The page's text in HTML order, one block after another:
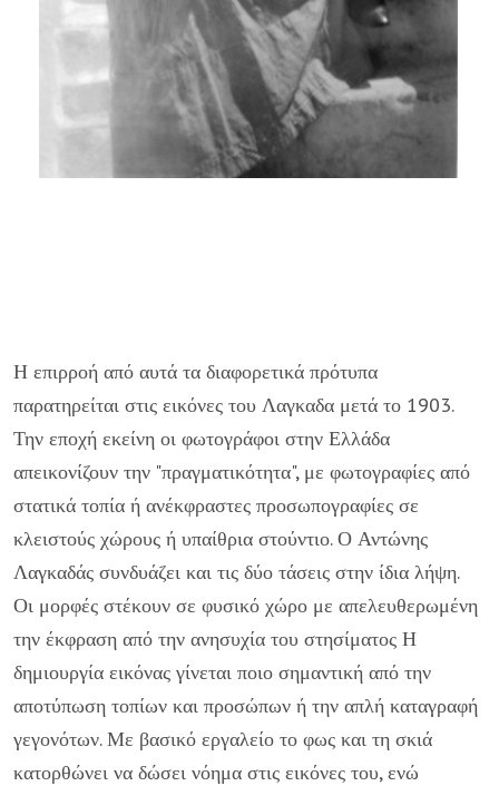
Η επιρροή από αυτά τα διαφορετικά πρότυπα
παρατηρείται στις εικόνες του Λαγκαδα μετά το 1903.
Την εποχή εκείνη οι φωτογράφοι στην Ελλάδα
απεικονίζουν την "πραγματικότητα", με φωτογραφίες από
στατικά τοπία ή ανέκφραστες προσωπογραφίες σε
κλειστούς χώρους ή υπαίθρια στούντιο. Ο Αντώνης
Λαγκαδάς συνδυάζει και τις δύο τάσεις στην ίδια λήψη.
Οι μορφές στέκουν σε φυσικό χώρο με απελευθερωμένη
την έκφραση από την ανησυχία του στησίματος Η
δημιουργία εικόνας γίνεται ποιο σημαντική από την
αποτύπωση τοπίων και προσώπων ή την απλή καταγραφή
γεγονότων. Με βασικό εργαλείο το φως και τη σκιά
κατορθώνει να δώσει νόημα στις εικόνες του, ενώ